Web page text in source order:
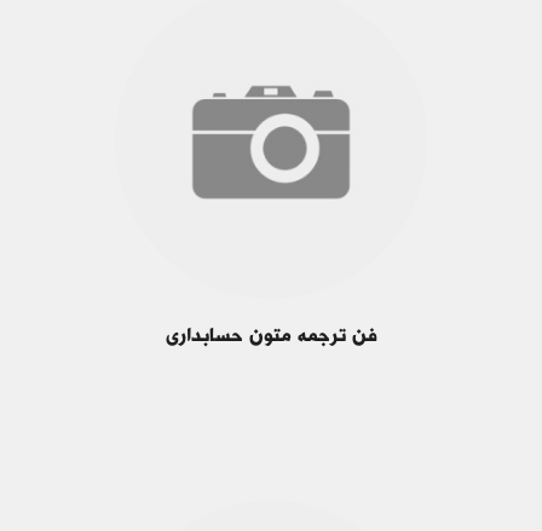
فن ترجمه متون حسابداری